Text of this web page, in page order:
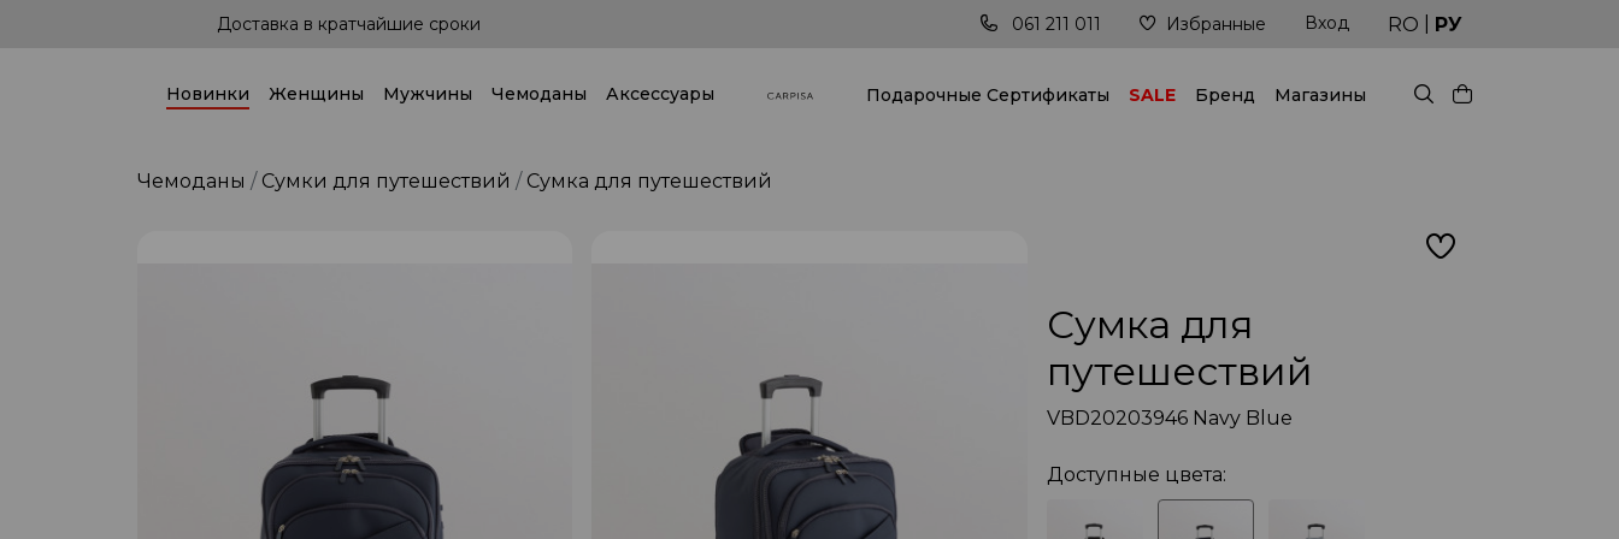
Доставка по всей стране! Доставка в кратчайшие сроки
061 211 011 Избранные Вход RO РУ
Новинки Женщины Мужчины Чемоданы Аксессуары Подарочные Cертификаты SALE Бренд Магазины
Чемоданы Сумки для путешествий Сумкa для путешествий
Сумкa для
путешествий
VBD20203946 Navy Blue
Доступные цвета: